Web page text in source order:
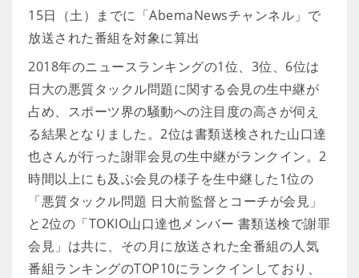
15日（土）までに「AbemaNewsチャンネル」で
放送された番組を対象に算出
2018年のニュースランキングの1位、3位、6位は
日大の悪質タックル問題に関する会見の生中継が
占め、スポーツ界の騒動への注目度の高さが伺え
る結果となりました。2位は書類送検された山口達
也さんが行った謝罪会見の生中継がランクイン。2
時間以上にも及ぶ会見の様子を生中継した1位の
「悪質タックル問題 日大前監督とコーチが会見」
と2位の「TOKIO山口達也メンバー 書類送検で謝罪
会見」は共に、その月に放送された全番組の人気
番組ランキングのTOP10にランクインしており、